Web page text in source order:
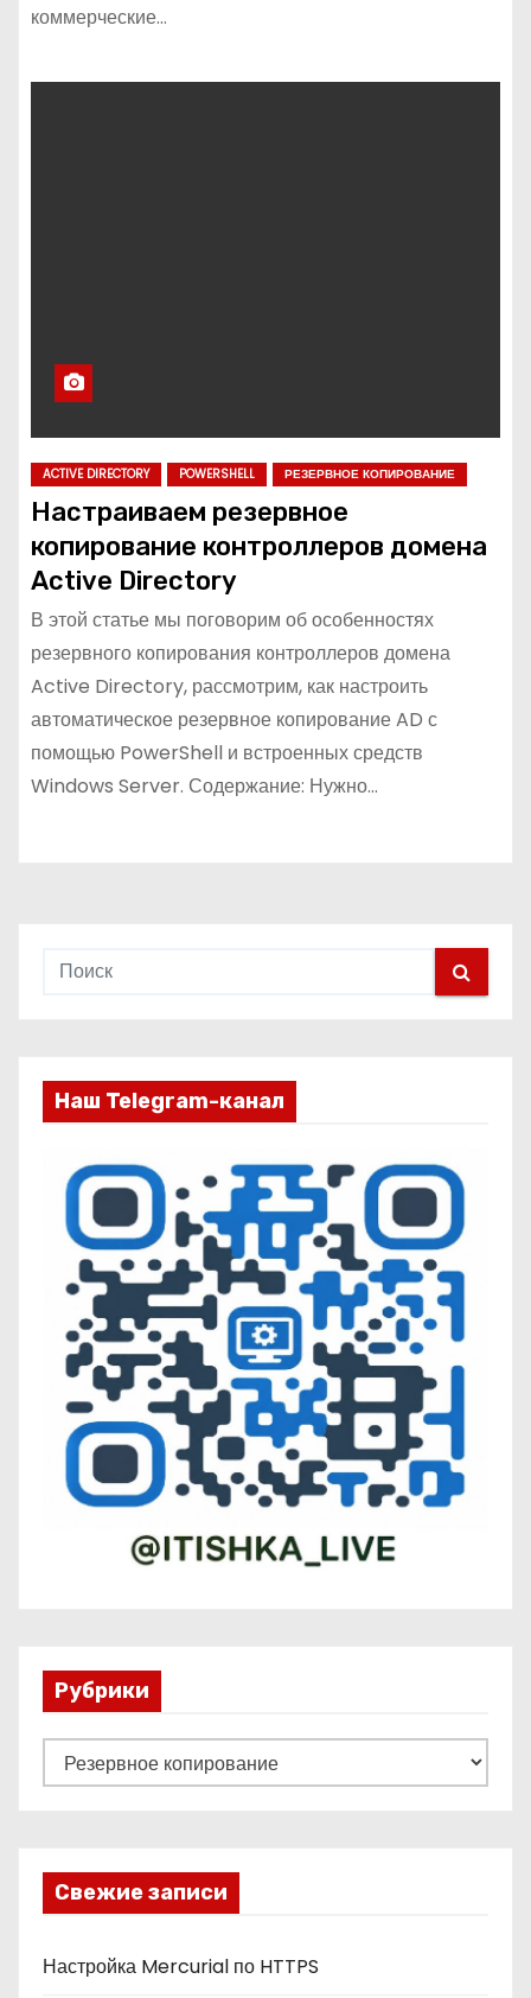
коммерческие…
ACTIVE DIRECTORY POWERSHELL РЕЗЕРВНОЕ КОПИРОВАНИЕ
Настраиваем резервное
копирование контроллеров домена
Active Directory
В этой статье мы поговорим об особенностях
резервного копирования контроллеров домена
Active Directory, рассмотрим, как настроить
автоматическое резервное копирование AD с
помощью PowerShell и встроенных средств
Windows Server. Содержание: Нужно…
Наш Telegram-канал
Рубрики
у
к
и
Свежие записи
Настройка Mercurial по HTTPS